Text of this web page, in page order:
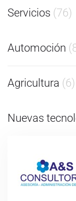
Servicios (76)
Automoción
Agricultura (6)
Nuevas